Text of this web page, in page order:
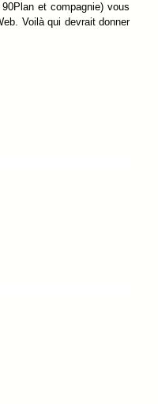
et compagnie) vous
Voilà qui devrait donner